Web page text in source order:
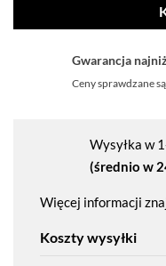
Gwarancja
Ceny sprawdzane
Wysyłka w
(średnio w
Więcej informacji
Koszty wysyłki